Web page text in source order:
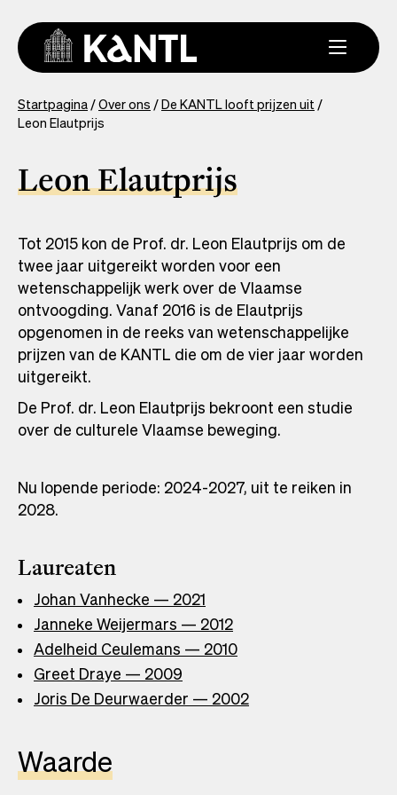
naar
inhoud
gaan
You
are
Startpagina Over ons De KANTL looft prijzen uit
Leon Elautprijs
Leon Elautprijs
Tot 2015 kon de Prof. dr. Leon Elautprijs om de
twee jaar uitgereikt worden voor een
wetenschappelijk werk over de Vlaamse
ontvoogding. Vanaf 2016 is de Elautprijs
opgenomen in de reeks van wetenschappelijke
prijzen van de KANTL die om de vier jaar worden
uitgereikt.
De Prof. dr. Leon Elautprijs bekroont een studie
over de culturele Vlaamse beweging.
Nu lopende periode: 2024-2027, uit te reiken in
2028.
Laureaten
Johan Vanhecke — 2021
Janneke Weijermars — 2012
Adelheid Ceulemans — 2010
Greet Draye — 2009
Joris De Deurwaerder — 2002
Waarde